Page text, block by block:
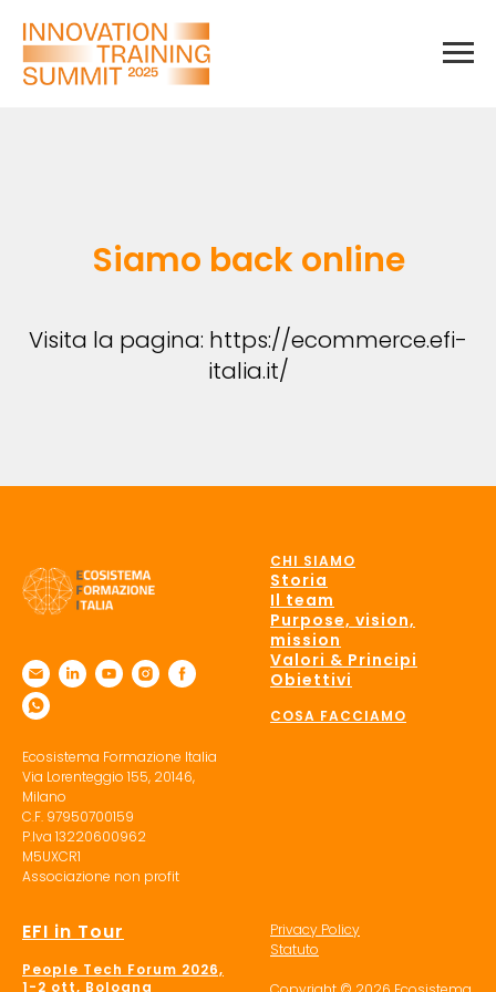
Siamo back online
Visita la pagina: https://ecommerce.efi-
italia.it/
Ecosistema Formazione Italia
Via Lorenteggio 155, 20146,
Milano
C.F. 97950700159
P.Iva 13220600962
M5UXCR1
Associazione non profit
CHI SIAMO
Storia
Il team
Purpose, vision,
mission
Valori & Principi
Obiettivi
COSA FACCIAMO
EFI in Tour
People Tech Forum 2026,
1-2 ott, Bologna
Privacy Policy
Statuto